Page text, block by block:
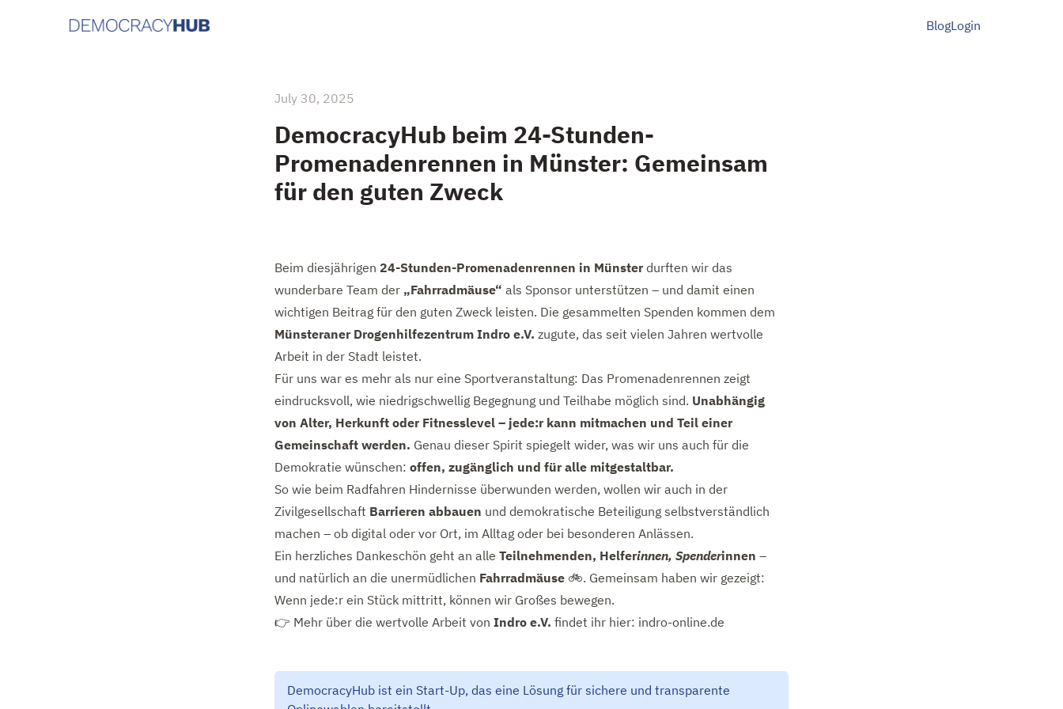
BlogLogin
July 30, 2025
DemocracyHub beim 24-Stunden-
Promenadenrennen in Münster: Gemeinsam
für den guten Zweck
Beim diesjährigen 24-Stunden-Promenadenrennen in Münster durften wir das
wunderbare Team der „Fahrradmäuse“ als Sponsor unterstützen – und damit einen
wichtigen Beitrag für den guten Zweck leisten. Die gesammelten Spenden kommen dem
Münsteraner Drogenhilfezentrum Indro e.V. zugute, das seit vielen Jahren wertvolle
Arbeit in der Stadt leistet.
Für uns war es mehr als nur eine Sportveranstaltung: Das Promenadenrennen zeigt
eindrucksvoll, wie niedrigschwellig Begegnung und Teilhabe möglich sind. Unabhängig
von Alter, Herkunft oder Fitnesslevel – jede:r kann mitmachen und Teil einer
Gemeinschaft werden. Genau dieser Spirit spiegelt wider, was wir uns auch für die
Demokratie wünschen: offen, zugänglich und für alle mitgestaltbar.
So wie beim Radfahren Hindernisse überwunden werden, wollen wir auch in der
Zivilgesellschaft Barrieren abbauen und demokratische Beteiligung selbstverständlich
machen – ob digital oder vor Ort, im Alltag oder bei besonderen Anlässen.
Ein herzliches Dankeschön geht an alle Teilnehmenden, Helferinnen, Spenderinnen –
und natürlich an die unermüdlichen Fahrradmäuse 🚲. Gemeinsam haben wir gezeigt:
Wenn jede:r ein Stück mittritt, können wir Großes bewegen.
👉 Mehr über die wertvolle Arbeit von Indro e.V. findet ihr hier: indro-online.de
DemocracyHub ist ein Start-Up, das eine Lösung für sichere und transparente